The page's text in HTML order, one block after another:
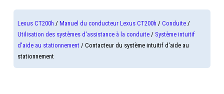
Lexus CT200h /Manuel du conducteur Lexus CT200h /Conduite /
Utilisation des systèmes d'assistance à la conduite / Système intuitif
d'aide au stationnement / Contacteur du système intuitif d'aide au
stationnement